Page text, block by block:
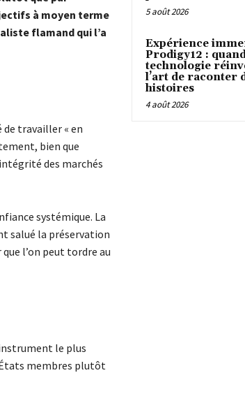
à moyen terme
flamand qui l’a
travailler « en
bien que
des marchés
systémique. La
salué la préservation
l’on peut tordre au
le plus
membres plutôt
5 août 2026
Expérience
Prodigy12 :
technologie
l’art de raconter
histoires
4 août 2026